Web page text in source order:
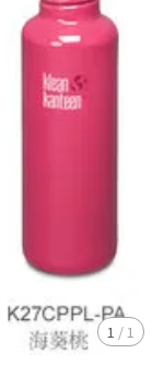
1 /1